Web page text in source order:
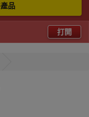
品
打開